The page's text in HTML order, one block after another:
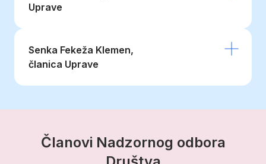
Uprave
Senka Fekeža Klemen,
članica Uprave
Članovi Nadzornog odbora